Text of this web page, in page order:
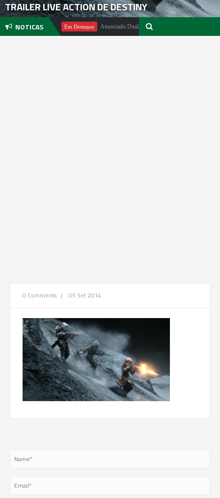
TRAILER LIVE ACTION DE DESTINY
NOTICAS
Pachter Em Destaque Anunciado DualSense The Last of Us Limited Edition
0 Comments | 05 Set 2014